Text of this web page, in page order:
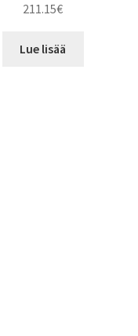
211.15€
Lue lisää